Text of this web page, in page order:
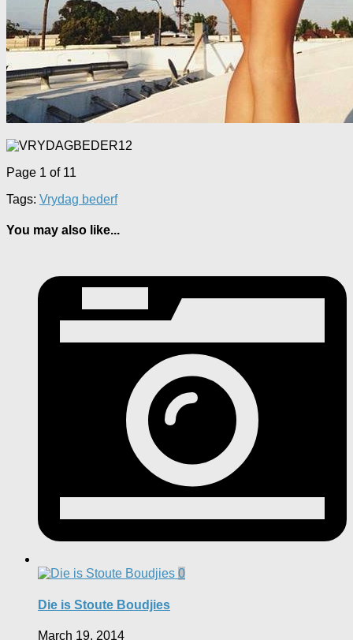
Page 1 of 11
Tags: Vrydag bederf
You may also like...
0
Die is Stoute Boudjies
March 19, 2014